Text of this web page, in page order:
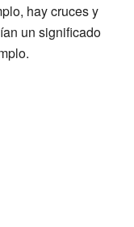
hay cruces y
un significado